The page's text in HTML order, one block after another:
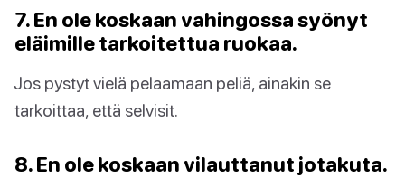
7. En ole koskaan vahingossa syönyt
eläimille tarkoitettua ruokaa.
Jos pystyt vielä pelaamaan peliä, ainakin se
tarkoittaa, että selvisit.
8. En ole koskaan vilauttanut jotakuta.